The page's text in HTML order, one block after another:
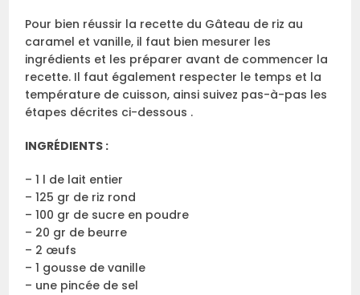
Pour bien réussir la recette du Gâteau de riz au
caramel et vanille, il faut bien mesurer les
ingrédients et les préparer avant de commencer la
recette. Il faut également respecter le temps et la
température de cuisson, ainsi suivez pas-à-pas les
étapes décrites ci-dessous .
INGRÉDIENTS :
– 1 l de lait entier
– 125 gr de riz rond
– 100 gr de sucre en poudre
– 20 gr de beurre
– 2 œufs
– 1 gousse de vanille
– une pincée de sel